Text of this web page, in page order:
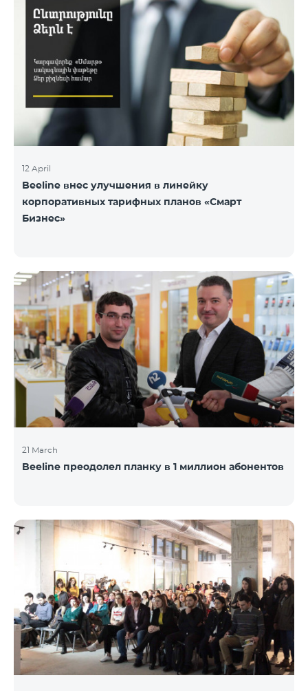
12 April
Beeline внес улучшения в линейку
корпоративных тарифных планов «Смарт
Бизнес»
21 March
Beeline преодолел планку в 1 миллион абонентов